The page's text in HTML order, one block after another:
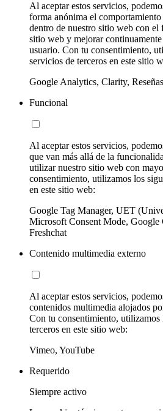
Al aceptar estos servicios,
forma anónima el
dentro de nuestro sitio web con
sitio web y mejorar
usuario. Con tu consentimiento,
servicios de terceros en este sitio
Google Analytics, Clarity,
Funcional
Al aceptar estos servicios,
que van más allá de la
utilizar nuestro sitio web con
consentimiento, utilizamos los
en este sitio web:
Google Tag Manager, UET
Microsoft Consent Mode, Google
Freshchat
Contenido multimedia externo
Al aceptar estos servicios,
contenidos multimedia alojados
Con tu consentimiento, utilizamos
terceros en este sitio web:
Vimeo, YouTube
Requerido
Siempre activo